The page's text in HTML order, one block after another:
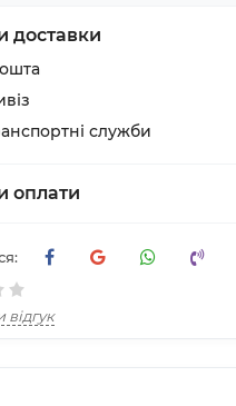
доставки
служби
оплати